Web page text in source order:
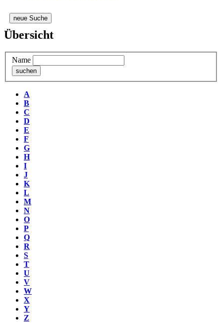
neue Suche
Übersicht
Name
A
B
C
D
E
F
G
H
I
J
K
L
M
N
O
P
Q
R
S
T
U
V
W
X
Y
Z